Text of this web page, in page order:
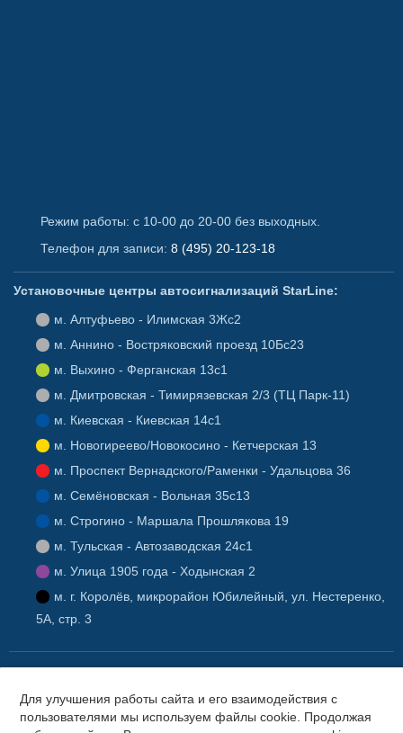
Режим работы: с 10-00 до 20-00 без выходных.
Телефон для записи: 8 (495) 20-123-18
Установочные центры автосигнализаций StarLine:
Алтуфьево - Илимская 3Жс2
Аннино - Востряковский проезд 10Бс23
Выхино - Ферганская 13с1
Дмитровская - Тимирязевская 2/3 (ТЦ Парк-11)
Киевская - Киевская 14с1
Новогиреево/Новокосино - Кетчерская 13
Проспект Вернадского/Раменки - Удальцова 36
Семёновская - Вольная 35с13
Строгино - Маршала Прошлякова 19
Тульская - Автозаводская 24с1
Улица 1905 года - Ходынская 2
г. Королёв, микрорайон Юбилейный, ул. Нестеренко,
5А, стр. 3
Официальный интернет-магазин. Все права защищены.
Политика в отношении обработки персональных данных
Для улучшения работы сайта и его взаимодействия с
пользователями мы используем файлы cookie. Продолжая